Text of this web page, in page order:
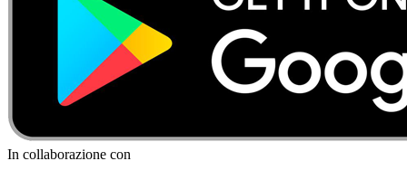
In collaborazione con